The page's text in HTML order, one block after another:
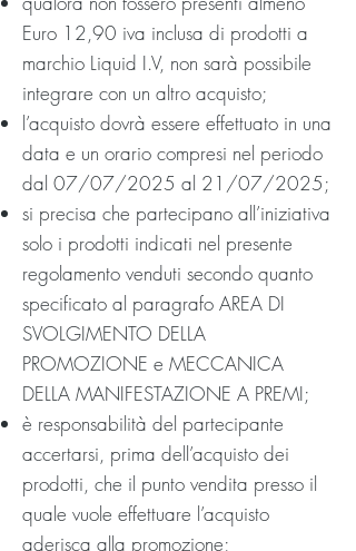
Euro 12,90 iva inclusa di prodotti a
marchio Liquid I.V, non sarà possibile
integrare con un altro acquisto;
l’acquisto dovrà essere effettuato in una
data e un orario compresi nel periodo
dal 07/07/2025 al 21/07/2025;
si precisa che partecipano all’iniziativa
solo i prodotti indicati nel presente
regolamento venduti secondo quanto
specificato al paragrafo AREA DI
SVOLGIMENTO DELLA
PROMOZIONE e MECCANICA
DELLA MANIFESTAZIONE A PREMI;
è responsabilità del partecipante
accertarsi, prima dell’acquisto dei
prodotti, che il punto vendita presso il
quale vuole effettuare l’acquisto
aderisca alla promozione;